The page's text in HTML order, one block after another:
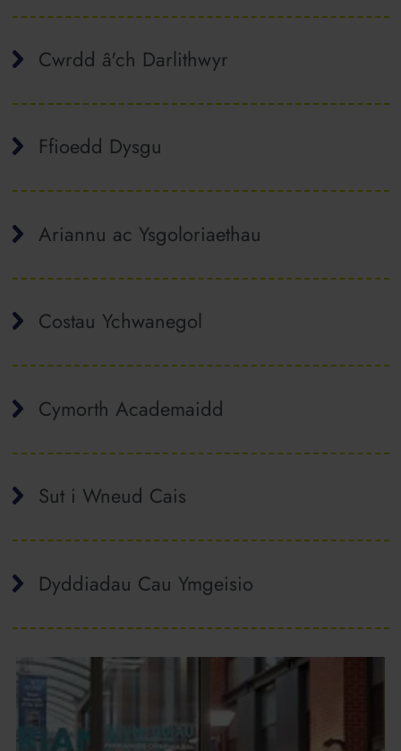
Cwrdd â'ch Darlithwyr
Ffioedd Dysgu
Ariannu ac Ysgoloriaethau
Costau Ychwanegol
Cymorth Academaidd
Sut i Wneud Cais
Dyddiadau Cau Ymgeisio